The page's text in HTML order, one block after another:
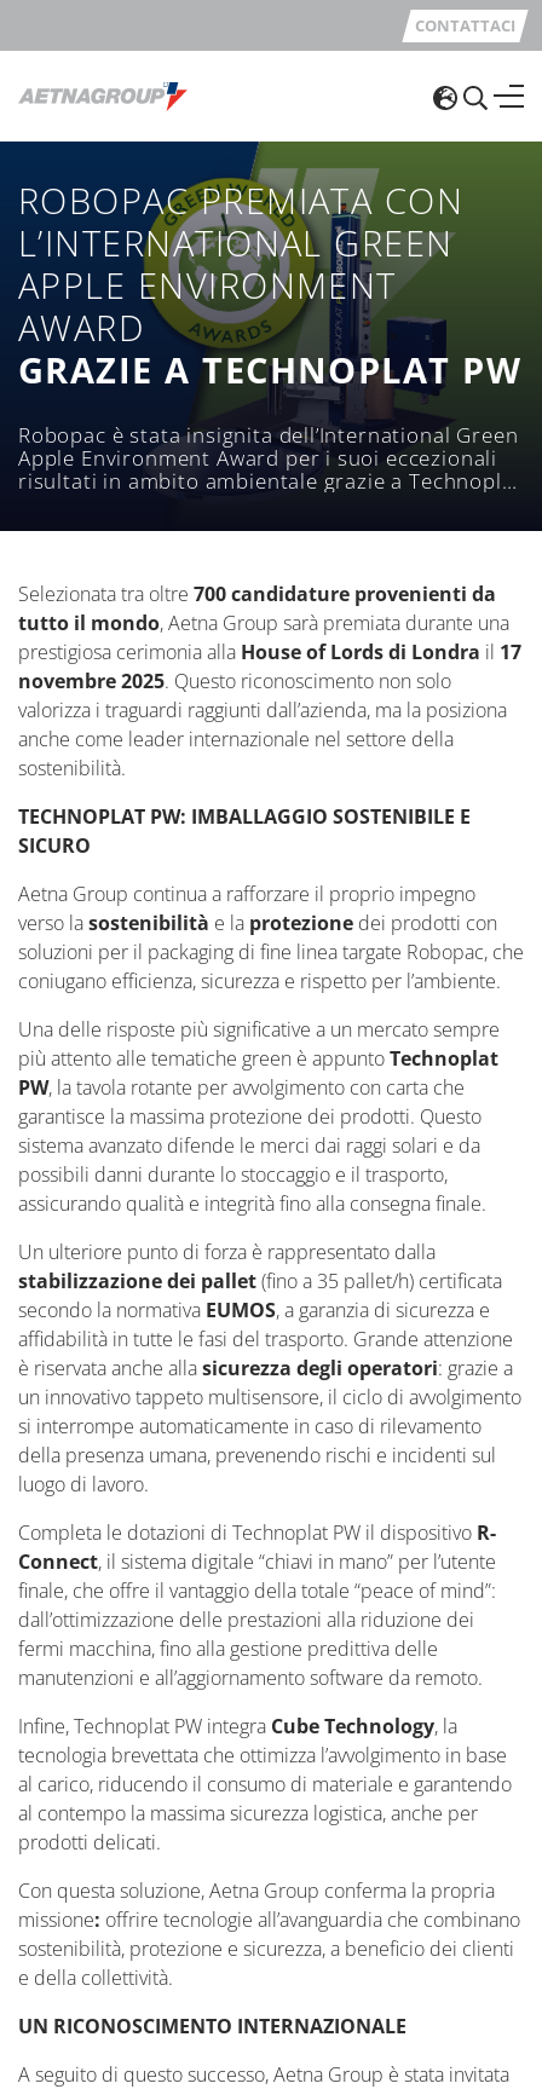
CONTATTACI
ROBOPAC PREMIATA CON
L’INTERNATIONAL GREEN
APPLE ENVIRONMENT
AWARD
GRAZIE A TECHNOPLAT PW
Robopac è stata insignita dell’International Green
Apple Environment Award per i suoi eccezionali
risultati in ambito ambientale grazie a Technoplat
con carta al servizio dell’imballaggio sostenibile.
Selezionata tra oltre 700 candidature provenienti da
tutto il mondo, Aetna Group sarà premiata durante una
prestigiosa cerimonia alla House of Lords di Londra il 17
novembre 2025. Questo riconoscimento non solo
valorizza i traguardi raggiunti dall’azienda, ma la posiziona
anche come leader internazionale nel settore della
sostenibilità.
TECHNOPLAT PW: IMBALLAGGIO SOSTENIBILE E
SICURO
Aetna Group continua a rafforzare il proprio impegno
verso lasostenibilità e la protezione dei prodotti con
soluzioni per il packaging di fine linea targate Robopac, che
coniugano efficienza, sicurezza e rispetto per l’ambiente.
Una delle risposte più significative a un mercato sempre
più attento alle tematiche green è appuntoTechnoplat
PW, la tavola rotante per avvolgimento con carta che
garantisce la massima protezione dei prodotti. Questo
sistema avanzato difende le merci dai raggi solari e da
possibili danni durante lo stoccaggio e il trasporto,
assicurando qualità e integrità fino alla consegna finale.
Un ulteriore punto di forza è rappresentato dalla
stabilizzazione dei pallet(fino a 35 pallet/h) certificata
secondo la normativa EUMOS, a garanzia di sicurezza e
affidabilità in tutte le fasi del trasporto. Grande attenzione
è riservata anche allasicurezza degli operatori: grazie a
un innovativo tappeto multisensore, il ciclo di avvolgimento
si interrompe automaticamente in caso di rilevamento
della presenza umana, prevenendo rischi e incidenti sul
luogo di lavoro.
Completa le dotazioni di Technoplat PW il dispositivo R-
Connect, il sistema digitale “chiavi in mano” per l’utente
finale, che offre il vantaggio della totale “peace of mind”:
dall’ottimizzazione delle prestazioni alla riduzione dei
fermi macchina, fino alla gestione predittiva delle
manutenzioni e all’aggiornamento software da remoto.
Infine,Technoplat PW integra Cube Technology, la
tecnologia brevettata che ottimizza l’avvolgimento in base
al carico, riducendo il consumo di materiale e garantendo
al contempo la massima sicurezza logistica, anche per
prodotti delicati.
Con questa soluzione, Aetna Group conferma la propria
missione: offrire tecnologie all’avanguardia che combinano
sostenibilità, protezione e sicurezza, a beneficio dei clienti
e della collettività.
UN RICONOSCIMENTO INTERNAZIONALE
A seguito di questo successo, Aetna Group è stata invitata